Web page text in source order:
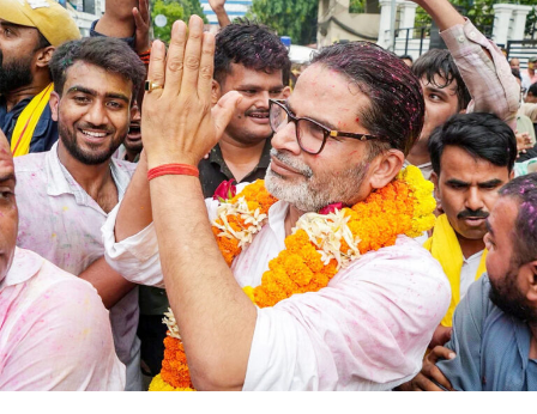
تیزی سے وائرل ہو رہی ہے اور سیاسی حلقوں میں اس
پر گہما گہمی شروع ہو گئی ہے۔